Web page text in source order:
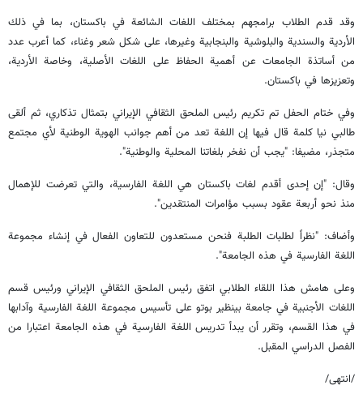
وقد قدم الطلاب برامجهم بمختلف اللغات الشائعة في باكستان، بما في ذلك
الأردية والسندية والبلوشية والبنجابية وغيرها، على شكل شعر وغناء، كما أعرب عدد
من أساتذة الجامعات عن أهمية الحفاظ على اللغات الأصلية، وخاصة الأردية،
وتعزيزها في باكستان.
وفي ختام الحفل تم تكريم رئيس الملحق الثقافي الإيراني بتمثال تذكاري، ثم ألقى
طالبي نيا كلمة قال فيها إن اللغة تعد من أهم جوانب الهوية الوطنية لأي مجتمع
متجذر، مضيفا: "يجب أن نفخر بلغاتنا المحلية والوطنية".
وقال: "إن إحدى أقدم لغات باكستان هي اللغة الفارسية، والتي تعرضت للإهمال
منذ نحو أربعة عقود بسبب مؤامرات المنتقدين".
وأضاف: "نظراً لطلبات الطلبة فنحن مستعدون للتعاون الفعال في إنشاء مجموعة
اللغة الفارسية في هذه الجامعة".
وعلى هامش هذا اللقاء الطلابي اتفق رئيس الملحق الثقافي الإيراني ورئيس قسم
اللغات الأجنبية في جامعة بينظير بوتو على تأسيس مجموعة اللغة الفارسية وآدابها
في هذا القسم، وتقرر أن يبدأ تدريس اللغة الفارسية في هذه الجامعة اعتبارا من
الفصل الدراسي المقبل.
/انتهى/